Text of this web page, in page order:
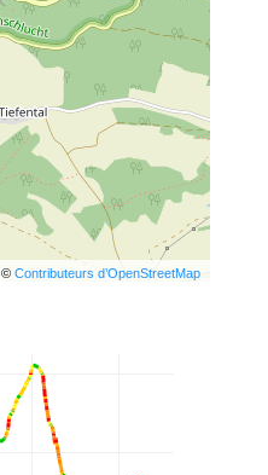
©Contributeurs d’OpenStreetMap